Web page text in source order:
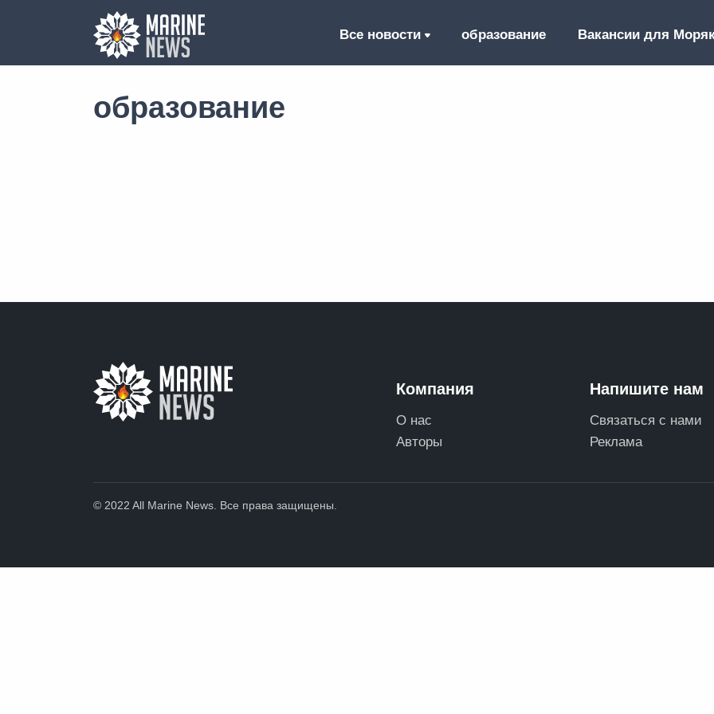
Все новости образование Вакансии для
образование
Компания
О нас
Авторы
Напишите нам
Связаться с нами
Реклама
© 2022 All Marine News. Все права защищены.